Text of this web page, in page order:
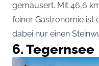
gemausert. Mit 46,6
feiner Gastronomie ist
dabei nur einen
6. Tegernsee